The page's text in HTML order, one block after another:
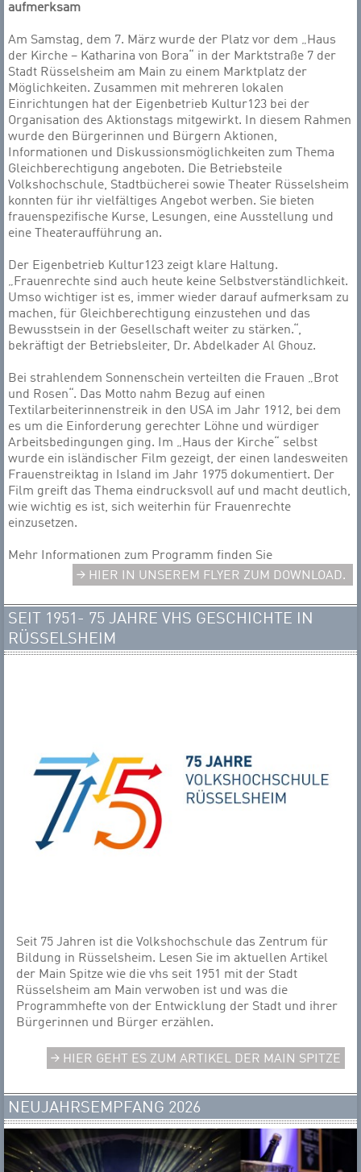
aufmerksam
Am Samstag, dem 7. März wurde der Platz vor dem „Haus
der Kirche – Katharina von Bora“ in der Marktstraße 7 der
Stadt Rüsselsheim am Main zu einem Marktplatz der
Möglichkeiten. Zusammen mit mehreren lokalen
Einrichtungen hat der Eigenbetrieb Kultur123 bei der
Organisation des Aktionstags mitgewirkt. In diesem Rahmen
wurde den Bürgerinnen und Bürgern Aktionen,
Informationen und Diskussionsmöglichkeiten zum Thema
Gleichberechtigung angeboten. Die Betriebsteile
Volkshochschule, Stadtbücherei sowie Theater Rüsselsheim
konnten für ihr vielfältiges Angebot werben. Sie bieten
frauenspezifische Kurse, Lesungen, eine Ausstellung und
eine Theateraufführung an.
Der Eigenbetrieb Kultur123 zeigt klare Haltung.
„Frauenrechte sind auch heute keine Selbstverständlichkeit.
Umso wichtiger ist es, immer wieder darauf aufmerksam zu
machen, für Gleichberechtigung einzustehen und das
Bewusstsein in der Gesellschaft weiter zu stärken.“,
bekräftigt der Betriebsleiter, Dr. Abdelkader Al Ghouz.
Bei strahlendem Sonnenschein verteilten die Frauen „Brot
und Rosen“. Das Motto nahm Bezug auf einen
Textilarbeiterinnenstreik in den USA im Jahr 1912, bei dem
es um die Einforderung gerechter Löhne und würdiger
Arbeitsbedingungen ging. Im „Haus der Kirche“ selbst
wurde ein isländischer Film gezeigt, der einen landesweiten
Frauenstreiktag in Island im Jahr 1975 dokumentiert. Der
Film greift das Thema eindrucksvoll auf und macht deutlich,
wie wichtig es ist, sich weiterhin für Frauenrechte
einzusetzen.
Mehr Informationen zum Programm finden Sie
HIER IN UNSEREM FLYER ZUM DOWNLOAD.
SEIT 1951- 75 JAHRE VHS GESCHICHTE IN
RÜSSELSHEIM
Seit 75 Jahren ist die Volkshochschule das Zentrum für
Bildung in Rüsselsheim. Lesen Sie im aktuellen Artikel
der Main Spitze wie die vhs seit 1951 mit der Stadt
Rüsselsheim am Main verwoben ist und was die
Programmhefte von der Entwicklung der Stadt und ihrer
Bürgerinnen und Bürger erzählen.
HIER GEHT ES ZUM ARTIKEL DER MAIN SPITZE
NEUJAHRSEMPFANG 2026